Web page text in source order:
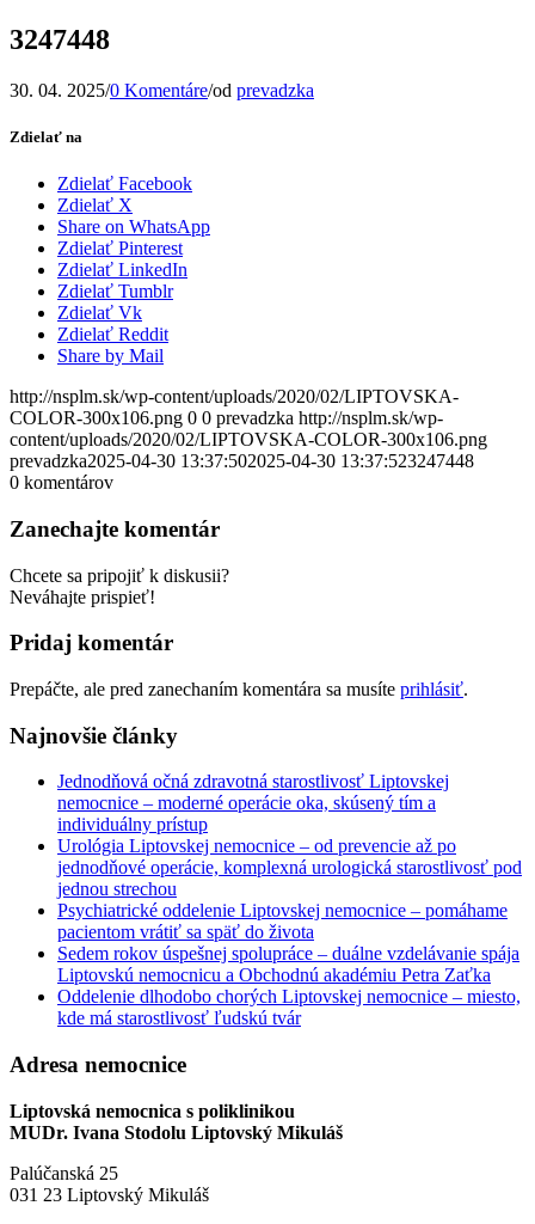
3247448
30. 04. 2025/0 Komentáre/od prevadzka
Zdielať na
Zdielať Facebook
Zdielať X
Share on WhatsApp
Zdielať Pinterest
Zdielať LinkedIn
Zdielať Tumblr
Zdielať Vk
Zdielať Reddit
Share by Mail
http://nsplm.sk/wp-content/uploads/2020/02/LIPTOVSKA-
COLOR-300x106.png 0 0 prevadzka http://nsplm.sk/wp-
content/uploads/2020/02/LIPTOVSKA-COLOR-300x106.png
prevadzka2025-04-30 13:37:502025-04-30 13:37:523247448
0 komentárov
Zanechajte komentár
Chcete sa pripojiť k diskusii?
Neváhajte prispieť!
Pridaj komentár
Prepáčte, ale pred zanechaním komentára sa musíte prihlásiť.
Najnovšie články
Jednodňová očná zdravotná starostlivosť Liptovskej
nemocnice – moderné operácie oka, skúsený tím a
individuálny prístup
Urológia Liptovskej nemocnice – od prevencie až po
jednodňové operácie, komplexná urologická starostlivosť pod
jednou strechou
Psychiatrické oddelenie Liptovskej nemocnice – pomáhame
pacientom vrátiť sa späť do života
Sedem rokov úspešnej spolupráce – duálne vzdelávanie spája
Liptovskú nemocnicu a Obchodnú akadémiu Petra Zaťka
Oddelenie dlhodobo chorých Liptovskej nemocnice – miesto,
kde má starostlivosť ľudskú tvár
Adresa nemocnice
Liptovská nemocnica s poliklinikou
MUDr. Ivana Stodolu Liptovský Mikuláš
Palúčanská 25
031 23 Liptovský Mikuláš